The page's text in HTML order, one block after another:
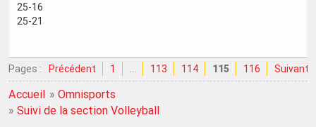
25-16
25-21
Pages : Précédent 1 113 114 115 116 Suivant
Accueil »Omnisports
» Suivi de la section Volleyball